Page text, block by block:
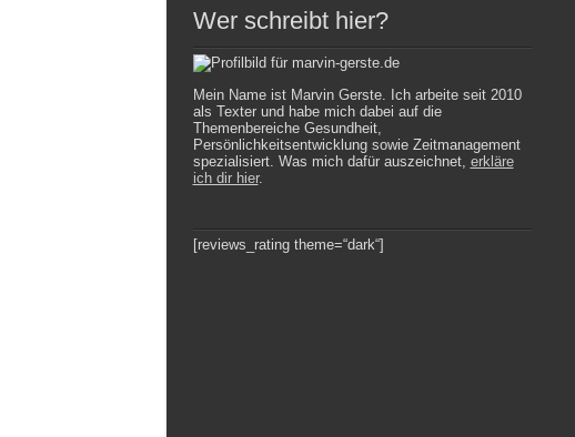
Wer schreibt hier?
Mein Name ist Marvin Gerste. Ich arbeite seit 2010
als Texter und habe mich dabei auf die
Themenbereiche Gesundheit,
Persönlichkeitsentwicklung sowie Zeitmanagement
spezialisiert. Was mich dafür auszeichnet, erkläre
ich dir hier.
[reviews_rating theme=“dark“]